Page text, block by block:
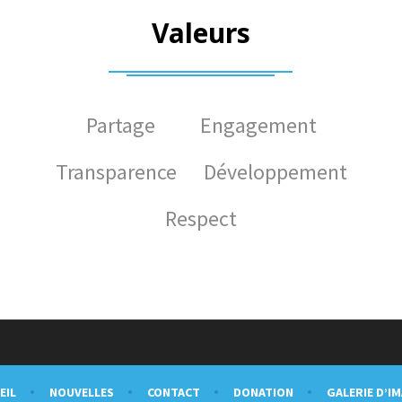
Valeurs
Partage Engagement
Transparence Développement
Respect
NOUVELLES CONTACT DONATION GALERIE